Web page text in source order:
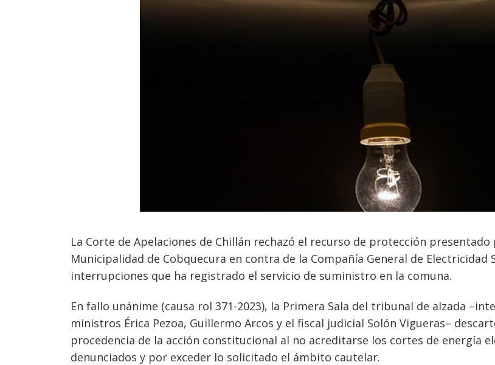
La Corte de Apelaciones de Chillán rechazó el recurso de protección presentado
Municipalidad de Cobquecura en contra de la Compañía General de Electricidad
interrupciones que ha registrado el servicio de suministro en la comuna.
En fallo unánime (causa rol 371-2023), la Primera Sala del tribunal de alzada
ministros Érica Pezoa, Guillermo Arcos y el fiscal judicial Solón Vigueras–
procedencia de la acción constitucional al no acreditarse los cortes de energía
denunciados y por exceder lo solicitado el ámbito cautelar.
Navegación